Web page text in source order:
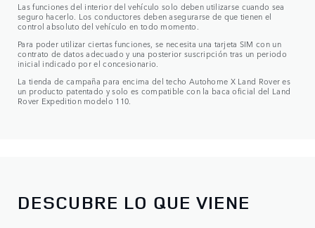
Las funciones del interior del vehículo solo deben utilizarse cuando sea
seguro hacerlo. Los conductores deben asegurarse de que tienen el
control absoluto del vehículo en todo momento.
Para poder utilizar ciertas funciones, se necesita una tarjeta SIM con un
contrato de datos adecuado y una posterior suscripción tras un periodo
inicial indicado por el concesionario.
La tienda de campaña para encima del techo Autohome X Land Rover es
un producto patentado y solo es compatible con la baca oficial del Land
Rover Expedition modelo 110.
DESCUBRE LO QUE VIENE